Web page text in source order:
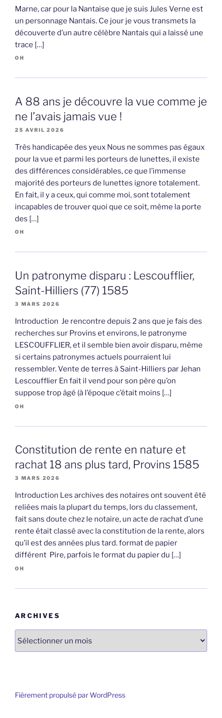
Marne, car pour la Nantaise que je suis Jules Verne est
un personnage Nantais. Ce jour je vous transmets la
découverte d’un autre célèbre Nantais qui a laissé une
trace […]
OH
A 88 ans je découvre la vue comme je
ne l’avais jamais vue !
25 AVRIL 2026
Très handicapée des yeux Nous ne sommes pas égaux
pour la vue et parmi les porteurs de lunettes, il existe
des différences considérables, ce que l’immense
majorité des porteurs de lunettes ignore totalement.
En fait, il y a ceux, qui comme moi, sont totalement
incapables de trouver quoi que ce soit, même la porte
des […]
OH
Un patronyme disparu : Lescoufflier,
Saint-Hilliers (77) 1585
3 MARS 2026
Introduction Je rencontre depuis 2 ans que je fais des
recherches sur Provins et environs, le patronyme
LESCOUFFLIER, et il semble bien avoir disparu, même
si certains patronymes actuels pourraient lui
ressembler. Vente de terres à Saint-Hilliers par Jehan
Lescoufflier En fait il vend pour son père qu’on
suppose trop âgé (à l’époque c’était moins […]
OH
Constitution de rente en nature et
rachat 18 ans plus tard, Provins 1585
3 MARS 2026
Introduction Les archives des notaires ont souvent été
reliées mais la plupart du temps, lors du classement,
fait sans doute chez le notaire, un acte de rachat d’une
rente était classé avec la constitution de la rente, alors
qu’il est des années plus tard. format de papier
différent Pire, parfois le format du papier du […]
OH
ARCHIVES
Fièrement propulsé par WordPress